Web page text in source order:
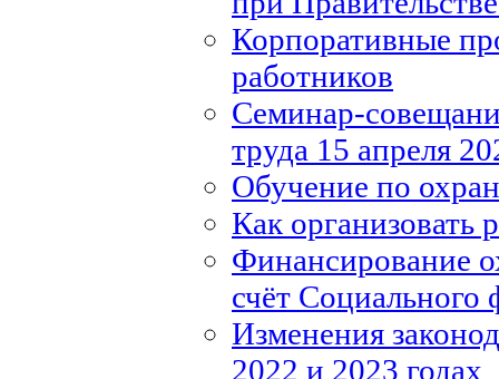
Корпоративные
работников
Семинар-
труда 15 апреля
Обучение по
Как организовать
Финансирование
счёт Социального
Изменения
2022 и 2023 годах